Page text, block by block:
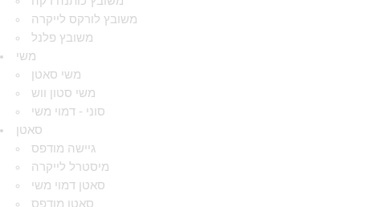
משובץ לורקס לייקרה
משובץ פלנל
משי
משי סאטן
משי סטון ווש
סוני - דמוי משי
סאטן
גיישה מודפס
מיסטרל לייקרה
סאטן דמוי משי
סאטן מודפס